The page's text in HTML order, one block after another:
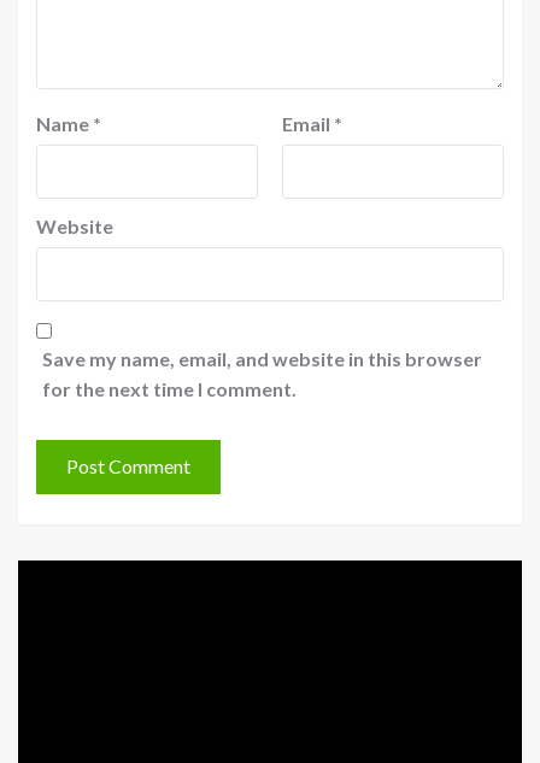
Name * Email *
Website
Save my name, email, and website in this browser
for the next time I comment.